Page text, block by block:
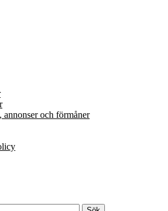
annonser och förmåner